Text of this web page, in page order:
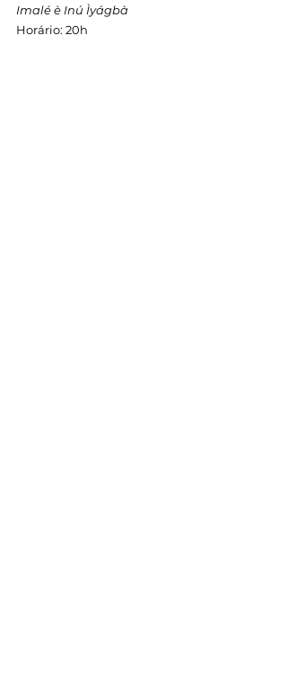
Imalé è Inú Ìyágbà
Horário: 20h